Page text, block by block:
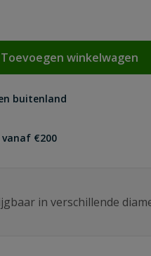
Toevoegen winkelwagen
buitenland
€200
in verschillende